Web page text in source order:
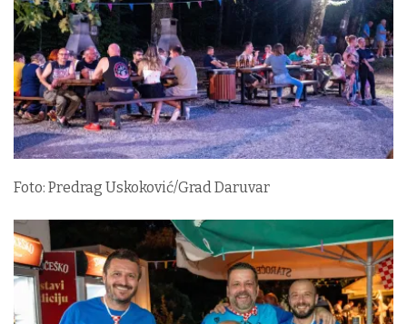
Foto: Predrag Uskoković/Grad Daruvar